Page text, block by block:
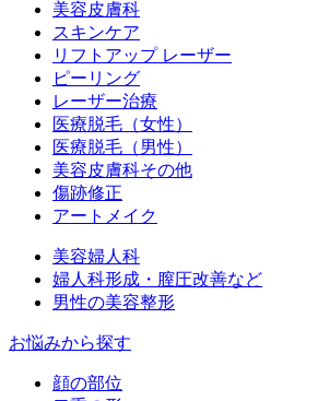
美容皮膚科
スキンケア
リフトアップ レーザー
ピーリング
レーザー治療
医療脱毛（女性）
医療脱毛（男性）
美容皮膚科その他
傷跡修正
アートメイク
美容婦人科
婦人科形成・膣圧改善など
男性の美容整形
お悩みから探す
顔の部位